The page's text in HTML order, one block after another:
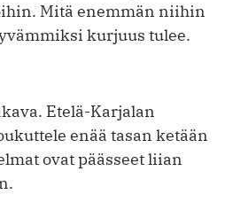
Mitä enemmän niihin
kurjuus tulee.
Etelä-Karjalan
enää tasan ketään
ovat päässeet liian